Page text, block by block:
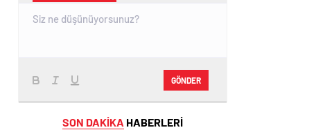
GÖNDER
SON DAKİKA HABERLERİ